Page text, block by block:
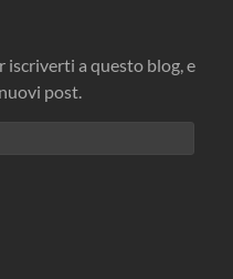
iscriverti a questo blog, e
post.